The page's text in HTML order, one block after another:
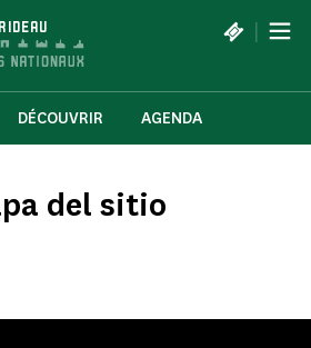
|
DÉCOUVRIR AGENDA
del sitio